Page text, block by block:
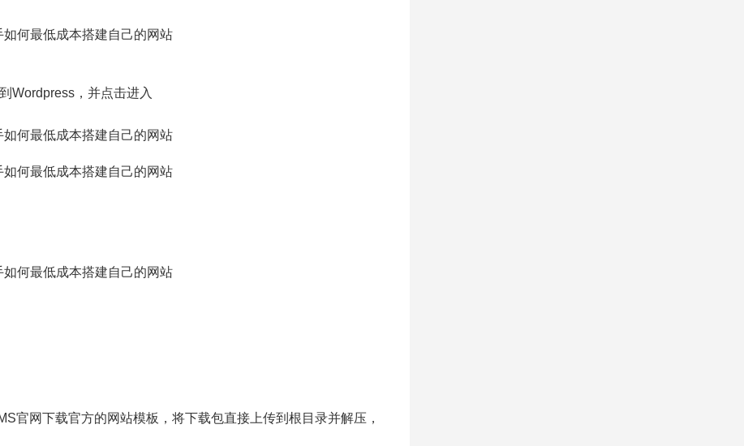
Wordpress，并点击进入
官网下载官方的网站模板，将下载包直接上传到根目录并解压，